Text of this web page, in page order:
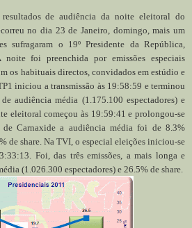
de audiência da noite eleitoral do
no dia 23 de Janeiro, domingo, mais um
sufragaram o 19º Presidente da República,
noite foi preenchida por emissões especiais
os habituais directos, convidados em estúdio e
iniciou a transmissão às 19:58:59 e terminou
audiência média (1.175.100 espectadores) e
eleitoral começou às 19:59:41 e prolongou-se
de Carnaxide a audiência média foi de 8.3%
de share. Na TVI, o especial eleições iniciou-se
Foi, das três emissões, a mais longa e
(1.026.300 espectadores) e 26.5% de share.